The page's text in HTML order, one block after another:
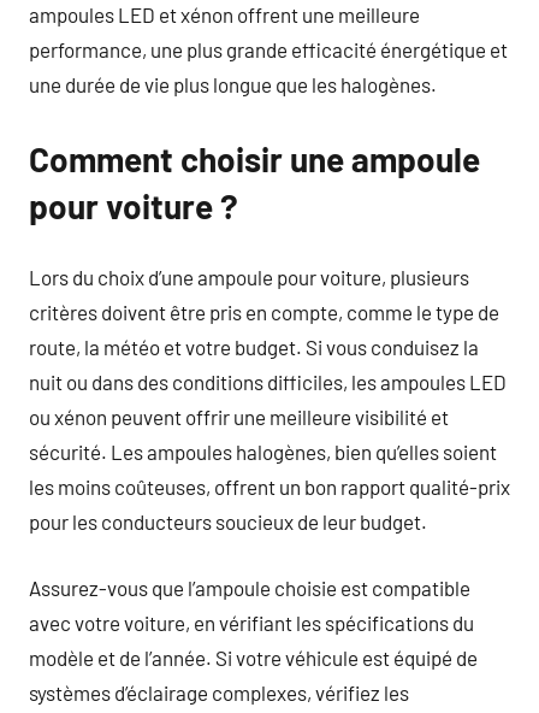
ampoules LED et xénon offrent une meilleure
performance, une plus grande efficacité énergétique et
une durée de vie plus longue que les halogènes.
Comment choisir une ampoule
pour voiture ?
Lors du choix d’une ampoule pour voiture, plusieurs
critères doivent être pris en compte, comme le type de
route, la météo et votre budget. Si vous conduisez la
nuit ou dans des conditions difficiles, les ampoules LED
ou xénon peuvent offrir une meilleure visibilité et
sécurité. Les ampoules halogènes, bien qu’elles soient
les moins coûteuses, offrent un bon rapport qualité-prix
pour les conducteurs soucieux de leur budget.
Assurez-vous que l’ampoule choisie est compatible
avec votre voiture, en vérifiant les spécifications du
modèle et de l’année. Si votre véhicule est équipé de
systèmes d’éclairage complexes, vérifiez les